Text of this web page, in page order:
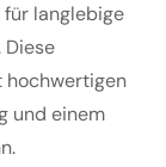
langlebige
Diese
hochwertigen
und einem